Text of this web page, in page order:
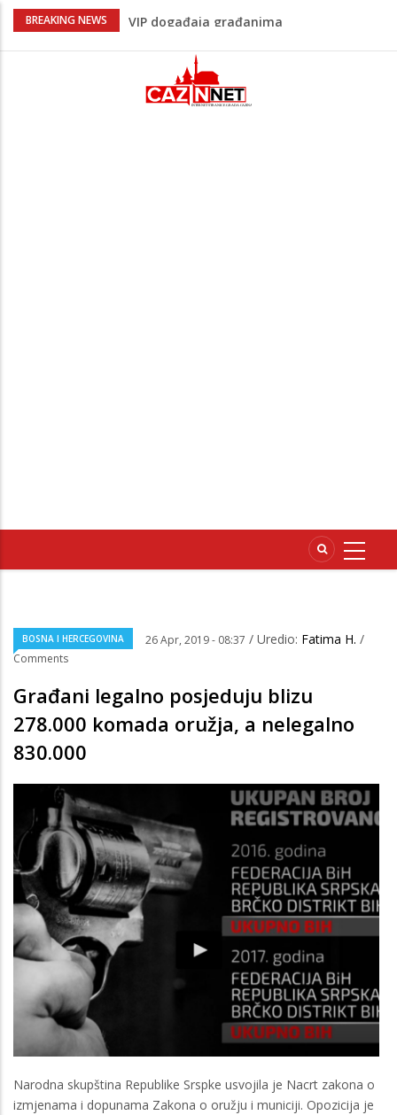
BREAKING NEWS
Sarajevo ipak u Mostaru igra
Premijer lige BiH
Lepa Brena pala na koncertu u Budvi
nakon kultnog zamaha nogom: "Nisi bio
BOSNA I HERCEGOVINA 26 Apr, 2019 - 08:37 / Uredio: Fatima H. /
Comments
Građani legalno posjeduju blizu
278.000 komada oružja, a nelegalno
830.000
Narodna skupština Republike Srspke usvojila je Nacrt zakona o
izmjenama i dopunama Zakona o oružju i municiji. Opozicija je